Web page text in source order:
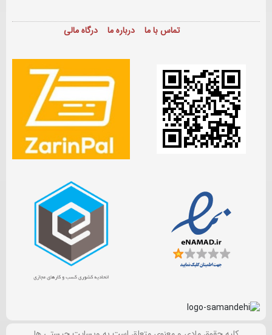
تماس با ما درباره ما درگاه مالی